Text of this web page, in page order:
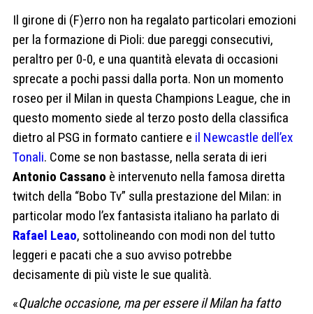
Il girone di (F)erro non ha regalato particolari emozioni
per la formazione di Pioli: due pareggi consecutivi,
peraltro per 0-0, e una quantità elevata di occasioni
sprecate a pochi passi dalla porta. Non un momento
roseo per il Milan in questa Champions League, che in
questo momento siede al terzo posto della classifica
dietro al PSG in formato cantiere e il Newcastle dell’ex
Tonali. Come se non bastasse, nella serata di ieri
Antonio Cassano è intervenuto nella famosa diretta
twitch della “Bobo Tv” sulla prestazione del Milan: in
particolar modo l’ex fantasista italiano ha parlato di
Rafael Leao, sottolineando con modi non del tutto
leggeri e pacati che a suo avviso potrebbe
decisamente di più viste le sue qualità.
«Qualche occasione, ma per essere il Milan ha fatto